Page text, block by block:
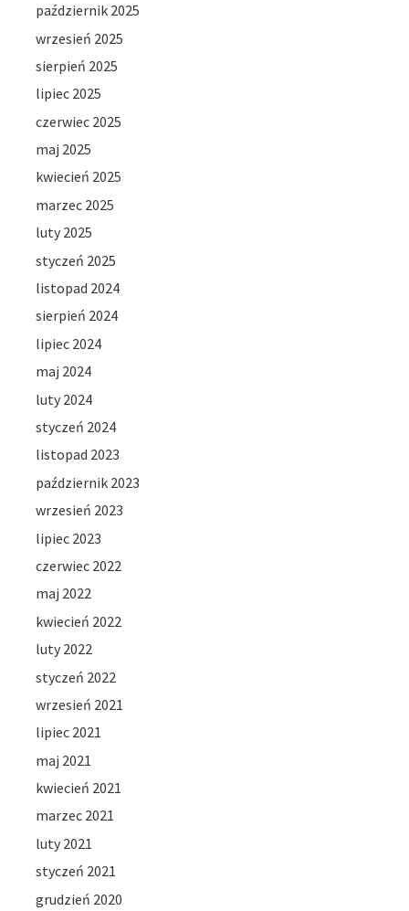
październik 2025
wrzesień 2025
sierpień 2025
lipiec 2025
czerwiec 2025
maj 2025
kwiecień 2025
marzec 2025
luty 2025
styczeń 2025
listopad 2024
sierpień 2024
lipiec 2024
maj 2024
luty 2024
styczeń 2024
listopad 2023
październik 2023
wrzesień 2023
lipiec 2023
czerwiec 2022
maj 2022
kwiecień 2022
luty 2022
styczeń 2022
wrzesień 2021
lipiec 2021
maj 2021
kwiecień 2021
marzec 2021
luty 2021
styczeń 2021
grudzień 2020